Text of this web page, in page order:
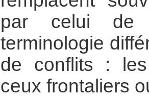
par celui
terminologie
de conflits :
ceux frontaliers